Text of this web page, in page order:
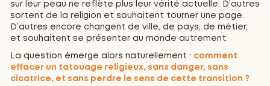
sur leur peau ne reflète plus leur vérité actuelle. D’autres
sortent de la religion et souhaitent tourner une page.
D’autres encore changent de ville, de pays, de métier,
et souhaitent se présenter au monde autrement.
La question émerge alors naturellement : comment
effacer un tatouage religieux, sans danger, sans
cicatrice, et sans perdre le sens de cette transition ?